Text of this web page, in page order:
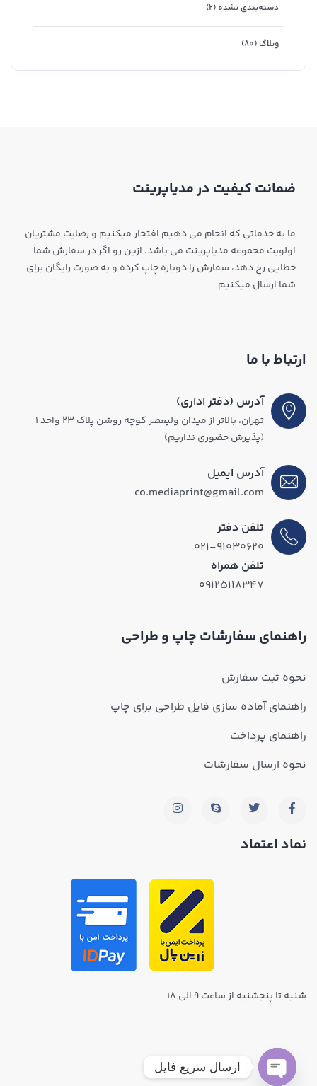
دسته‌بندی نشده (۲)
وبلاگ (۸۰)
ضمانت کیفیت در مدیاپرینت
ما به خدماتی که انجام می دهیم افتخار میکنیم و رضایت مشتریان
اولویت مجموعه مدیاپرینت می باشد. ازین رو اگر در سفارش شما
خطایی رخ دهد، سفارش را دوباره چاپ کرده و به صورت رایگان برای
شما ارسال میکنیم
ارتباط با ما
آدرس (دفتر اداری)
تهران، بالاتر از میدان ولیعصر کوچه روشن پلاک ۲۳ واحد ۱
(پذیرش حضوری نداریم)
آدرس ایمیل
co.mediaprint@gmail.com
تلفن دفتر
۰۲۱-۹۱۰۳۰۶۲۰
تلفن همراه
۰۹۱۲۵۱۱۸۳۴۷
راهنمای سفارشات چاپ و طراحی
نحوه ثبت سفارش
راهنمای آماده سازی فایل طراحی برای چاپ
راهنمای پرداخت
نحوه ارسال سفارشات
نماد اعتماد
شنبه تا پنجشنبه از ساعت ۹ الی ۱۸
ارسال سریع فایل